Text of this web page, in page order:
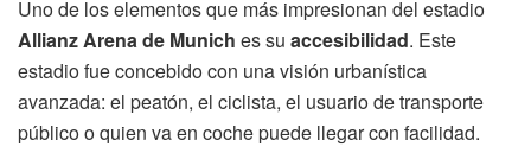
Uno de los elementos que más impresionan del estadio
Allianz Arena de Munich es su accesibilidad. Este
estadio fue concebido con una visión urbanística
avanzada: el peatón, el ciclista, el usuario de transporte
público o quien va en coche puede llegar con facilidad.